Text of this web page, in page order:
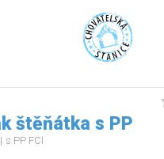
štěňátka s PP
s PP FCI